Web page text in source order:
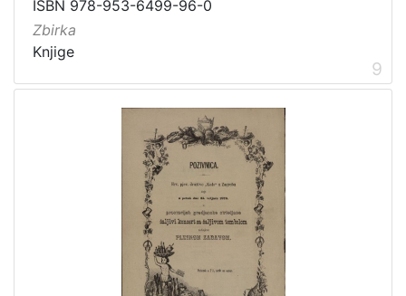
ISBN 978-953-6499-96-0
Zbirka
Knjige
9